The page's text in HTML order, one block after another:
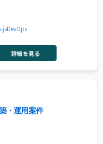
DevOps
詳細を見る
・運用案件